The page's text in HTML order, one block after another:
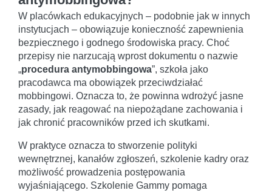
W placówkach edukacyjnych – podobnie jak w innych
instytucjach – obowiązuje konieczność zapewnienia
bezpiecznego i godnego środowiska pracy. Choć
przepisy nie narzucają wprost dokumentu o nazwie
„procedura antymobbingowa”, szkoła jako
pracodawca ma obowiązek przeciwdziałać
mobbingowi. Oznacza to, że powinna wdrożyć jasne
zasady, jak reagować na niepożądane zachowania i
jak chronić pracowników przed ich skutkami.
W praktyce oznacza to stworzenie polityki
wewnętrznej, kanałów zgłoszeń, szkolenie kadry oraz
możliwość prowadzenia postępowania
wyjaśniającego. Szkolenie Gammy pomaga